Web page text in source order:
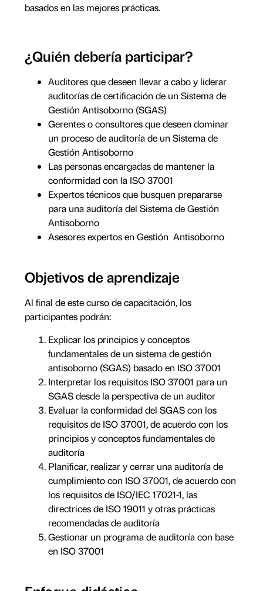
basados en las mejores prácticas.
¿Quién debería participar?
Auditores que deseen llevar a cabo y liderar
auditorías de certificación de un Sistema de
Gestión Antisoborno (SGAS)
Gerentes o consultores que deseen dominar
un proceso de auditoría de un Sistema de
Gestión Antisoborno
Las personas encargadas de mantener la
conformidad con la ISO 37001
Expertos técnicos que busquen prepararse
para una auditoría del Sistema de Gestión
Antisoborno
Asesores expertos en Gestión Antisoborno
Objetivos de aprendizaje
Al final de este curso de capacitación, los
participantes podrán:
Explicar los principios y conceptos
fundamentales de un sistema de gestión
antisoborno (SGAS) basado en ISO 37001
Interpretar los requisitos ISO 37001 para un
SGAS desde la perspectiva de un auditor
Evaluar la conformidad del SGAS con los
requisitos de ISO 37001, de acuerdo con los
principios y conceptos fundamentales de
auditoría
Planificar, realizar y cerrar una auditoría de
cumplimiento con ISO 37001, de acuerdo con
los requisitos de ISO/IEC 17021-1, las
directrices de ISO 19011 y otras prácticas
recomendadas de auditoría
Gestionar un programa de auditoría con base
en ISO 37001